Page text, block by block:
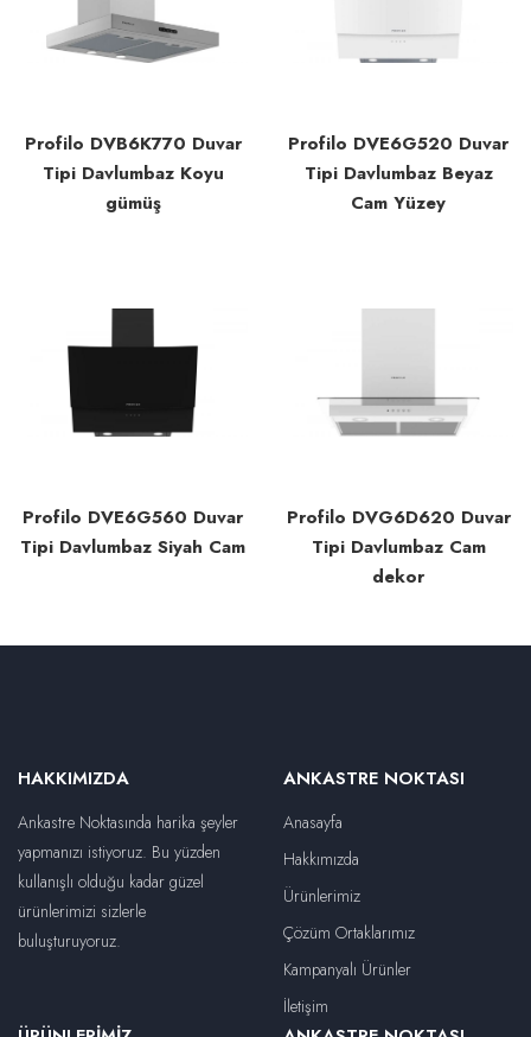
Profilo DVB6K770 Duvar
Tipi Davlumbaz Koyu
gümüş
Profilo DVE6G520 Duvar
Tipi Davlumbaz Beyaz
Cam Yüzey
Profilo DVE6G560 Duvar
Tipi Davlumbaz Siyah Cam
Profilo DVG6D620 Duvar
Tipi Davlumbaz Cam
dekor
HAKKIMIZDA
Ankastre Noktasında harika şeyler
yapmanızı istiyoruz. Bu yüzden
kullanışlı olduğu kadar güzel
ürünlerimizi sizlerle
buluşturuyoruz.
ANKASTRE NOKTASI
Anasayfa
Hakkımızda
Ürünlerimiz
Çözüm Ortaklarımız
Kampanyalı Ürünler
İletişim